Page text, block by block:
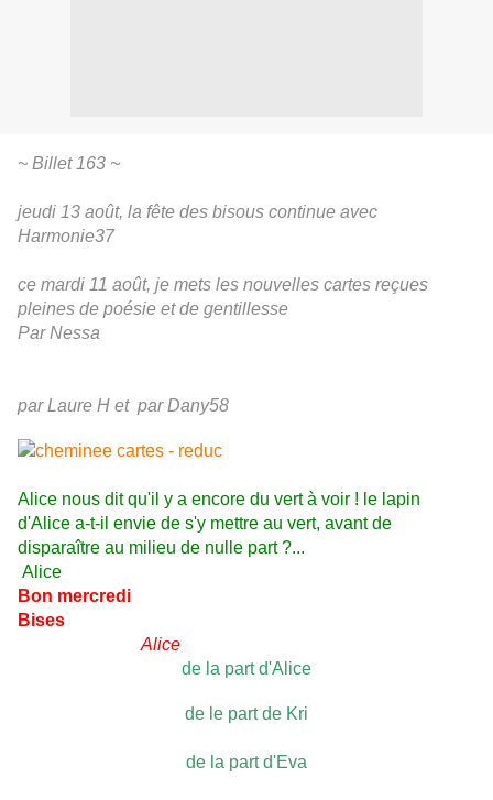
~ Billet 163 ~
jeudi 13 août, la fête des bisous continue avec
Harmonie37
ce mardi 11 août, je mets les nouvelles cartes reçues
pleines de poésie et de gentillesse
Par Nessa
par Laure H et par Dany58
Alice nous dit qu'il y a encore du vert à voir ! le lapin
d'Alice a-t-il envie de s'y mettre au vert, avant de
disparaître au milieu de nulle part ?...
Alice
Bon mercredi
Bises
Alice
de la part d'Alice
de le part de Kri
de la part d'Eva